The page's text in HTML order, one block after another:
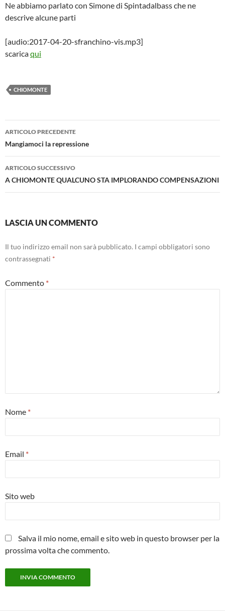
Ne abbiamo parlato con Simone di Spintadalbass che ne
descrive alcune parti
[audio:2017-04-20-sfranchino-vis.mp3]
scaricaqui
CHIOMONTE
Navigazione
articolo
ARTICOLO PRECEDENTE
Mangiamoci la repressione
ARTICOLO SUCCESSIVO
A CHIOMONTE QUALCUNO STA IMPLORANDO COMPENSAZIONI
LASCIA UN COMMENTO
Il tuo indirizzo email non sarà pubblicato. I campi obbligatori sono
contrassegnati *
Commento *
Nome *
Email *
Sito web
Salva il mio nome, email e sito web in questo browser per la
prossima volta che commento.